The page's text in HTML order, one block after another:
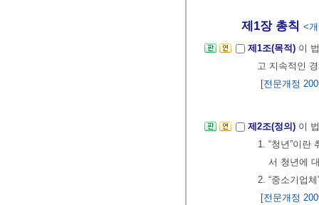
제1장 총칙 <
제1조(목적) 이
고 지속적인
[전문개정
제2조(정의) 이
1. “청년”이란
서 청년에
2. “중소기업
[전문개정